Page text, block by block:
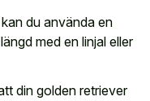
du använda en
med en linjal eller
din golden retriever